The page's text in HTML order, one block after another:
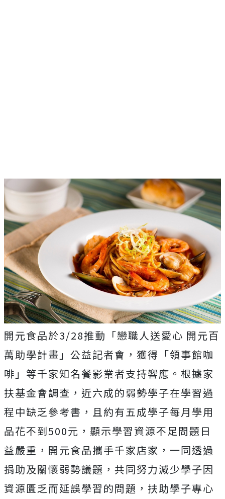
開元食品於3/28推動「戀職人送愛心 開元百
萬助學計畫」公益記者會，獲得「領事館咖
啡」等千家知名餐影業者支持響應。根據家
扶基金會調查，近六成的弱勢學子在學習過
程中缺乏參考書，且約有五成學子每月學用
品花不到500元，顯示學習資源不足問題日
益嚴重，開元食品攜手千家店家，一同透過
捐助及關懷弱勢議題，共同努力減少學子因
資源匱乏而延誤學習的問題，扶助學子專心